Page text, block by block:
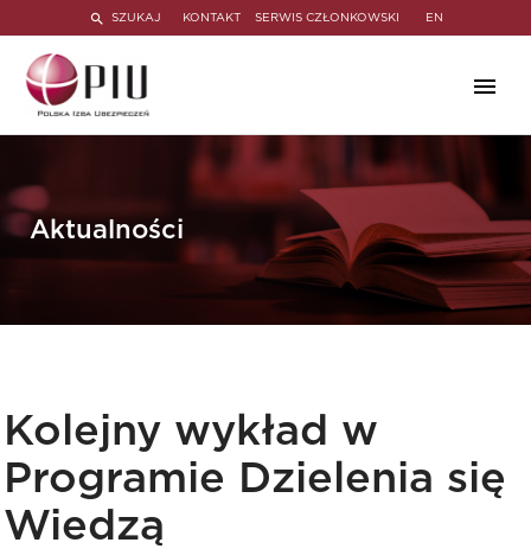
SZUKAJ KONTAKT SERWIS CZŁONKOWSKI EN
Aktualności
Kolejny wykład w
Programie Dzielenia się
Wiedzą